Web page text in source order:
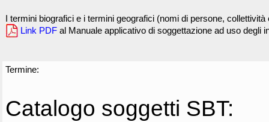
I termini biografici e i termini geografici (nomi di persone,
Link PDF al Manuale applicativo di soggettazione ad uso degli
Termine:
Catalogo soggetti SBT: